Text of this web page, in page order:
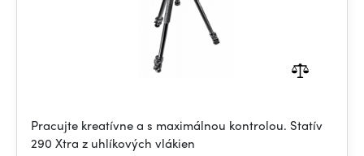
Pracujte kreatívne a s maximálnou kontrolou. Statív
290 Xtra z uhlíkových vlákien